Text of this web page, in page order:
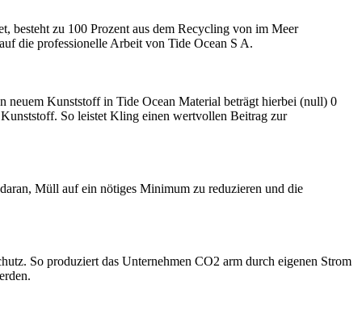
besteht zu 100 Prozent aus dem Recycling von im Meer
die professionelle Arbeit von Tide Ocean S A.
neuem Kunststoff in Tide Ocean Material beträgt hierbei (null) 0
So leistet Kling einen wertvollen Beitrag zur
Müll auf ein nötiges Minimum zu reduzieren und die
So produziert das Unternehmen CO2 arm durch eigenen Strom